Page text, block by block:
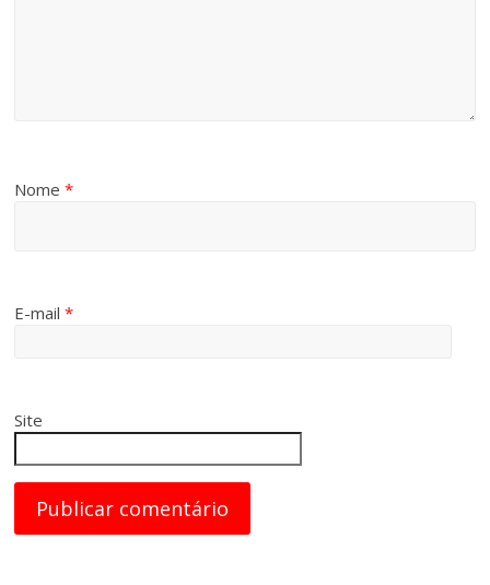
Nome*
E-mail*
Site